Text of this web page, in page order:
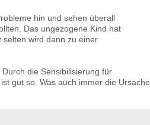
hin und sehen überall
Das ungezogene Kind hat
selten wird dann zu einer
die Sensibilisierung für
ist gut so. Was auch immer die Ursache